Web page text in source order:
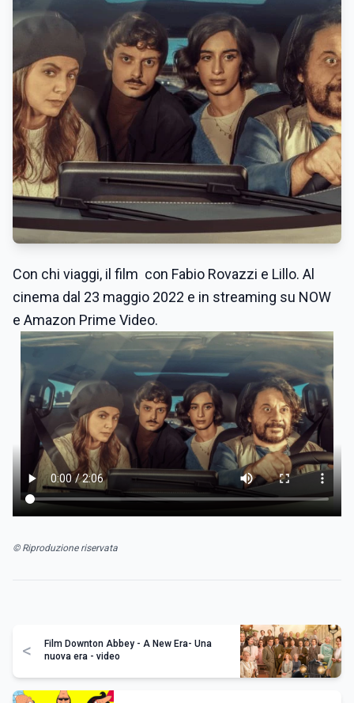
Con chi viaggi, il film con Fabio Rovazzi e Lillo. Al
cinema dal 23 maggio 2022 e in streaming su NOW
e Amazon Prime Video.
© Riproduzione riservata
<
Film Downton Abbey - A New Era- Una
nuova era - video